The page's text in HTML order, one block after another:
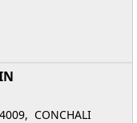
CONCHALI